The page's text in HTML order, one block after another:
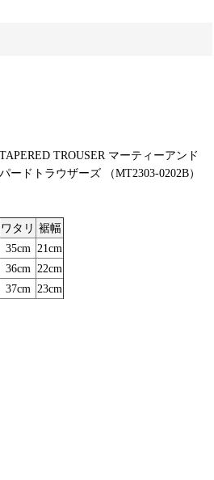
TROUSER マーティーアンド
ードトラウザーズ （MT2303-0202B）
ワタリ 裾幅
35cm
21cm
36cm
22cm
37cm 23cm